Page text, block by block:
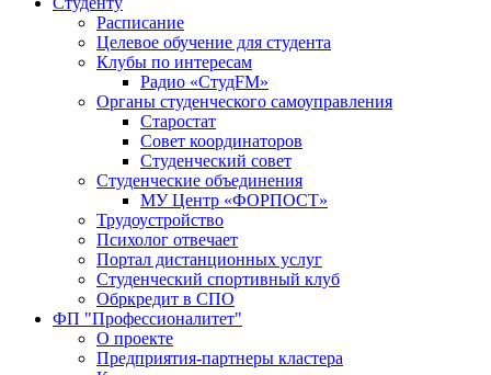
Расписание
Целевое обучение для студента
Клубы по интересам
Радио «СтудFM»
Органы студенческого самоуправления
Старостат
Совет координаторов
Студенческий совет
Студенческие объединения
МУ Центр «ФОРПОСТ»
Трудоустройство
Психолог отвечает
Портал дистанционных услуг
Студенческий спортивный клуб
Обркредит в СПО
ФП "Профессионалитет"
О проекте
Предприятия-партнеры кластера